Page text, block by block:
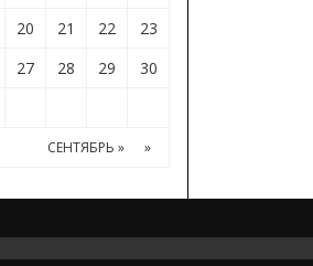
20 21 22
23
27 28 29
30
СЕНТЯБРЬ » »